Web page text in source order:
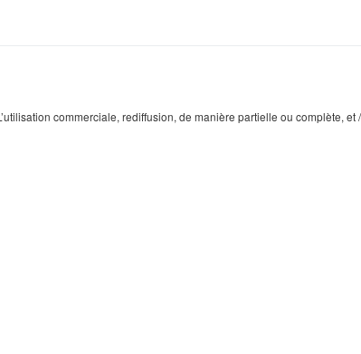
commerciale, rediffusion, de manière partielle ou complète, et